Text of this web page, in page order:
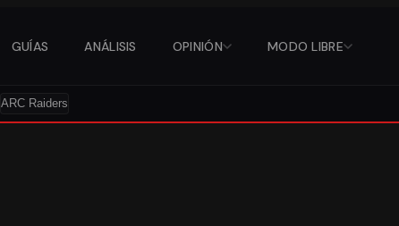
GUÍAS ANÁLISIS OPINIÓN MODO LIBRE
ARC Raiders